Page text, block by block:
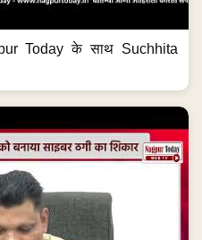
Today के साथ Suchhita